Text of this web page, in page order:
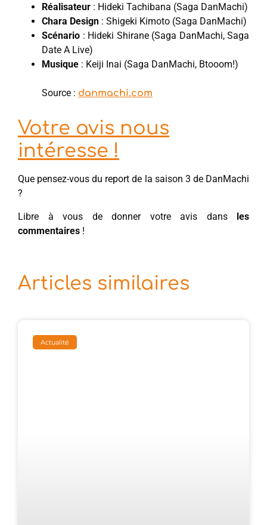
Réalisateur : Hideki Tachibana (Saga DanMachi)
Chara Design : Shigeki Kimoto (Saga DanMachi)
Scénario : Hideki Shirane (Saga DanMachi, Saga
Date A Live)
Musique : Keiji Inai (Saga DanMachi, Btooom!)
Source : danmachi.com
Votre avis nous
intéresse !
Que pensez-vous du report de la saison 3 de DanMachi
?
Libre à vous de donner votre avis dans
les
commentaires !
Articles similaires
Actualité